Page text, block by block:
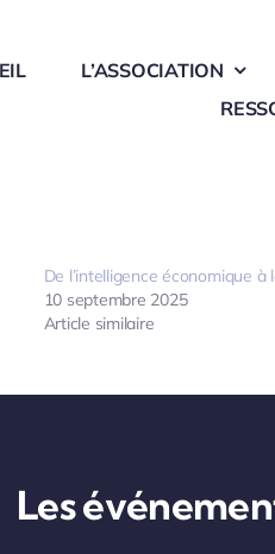
L’ASSOCIATION
De l’intelligence économique
10 septembre 2025
Article similaire
Les